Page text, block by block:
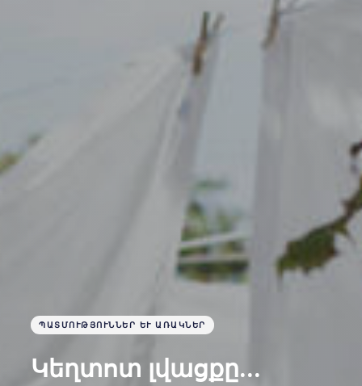
ՊԱՏՄՈՒԹՅՈՒՆՆԵՐ ԵՒ ԱՌԱԿՆԵՐ
Կեղտոտ լվացքը…